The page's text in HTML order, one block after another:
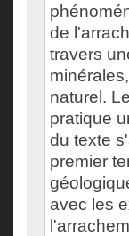
de
travers
naturel.
pratique
du texte
premier
avec les